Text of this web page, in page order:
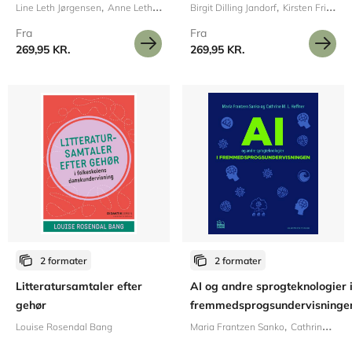
Line Leth Jørgensen Anne Leth Pedersen
Fra
269,95 KR.
Birgit Dilling Jandorf Kirsten Friis Larsen
Fra
269,95 KR.
2 formater
Litteratursamtaler efter
gehør
Louise Rosendal Bang
2 formater
AI og andre sprogteknologier i
Maria Frantzen Sanko Cathrine M. L. Høffner